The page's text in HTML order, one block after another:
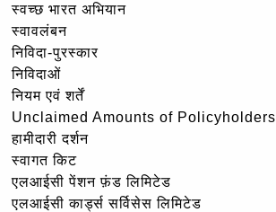
स्वच्छ भारत अभियान
स्वावलंबन
निविदा-पुरस्कार
निविदाओं
नियम एवं शर्तें
Unclaimed Amounts of Policyholders
हामीदारी दर्शन
स्वागत किट
एलआईसी पेंशन फ़ंड लिमिटेड
एलआईसी कार्ड्स सर्विसेस लिमिटेड